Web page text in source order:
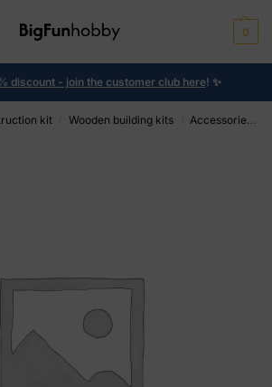
0
discount - join the customer club here! ✨
kit Wooden building kits Accessories wood building kits